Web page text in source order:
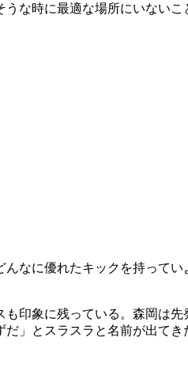
な時に最適な場所にいないこ
なに優れたキックを持って
印象に残っている。森岡は
」とスラスラと名前が出てき